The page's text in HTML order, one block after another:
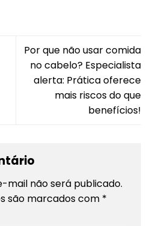
Por que não usar comida
no cabelo? Especialista
alerta: Prática oferece
mais riscos do que
benefícios!
mail não será publicado.
são marcados com *